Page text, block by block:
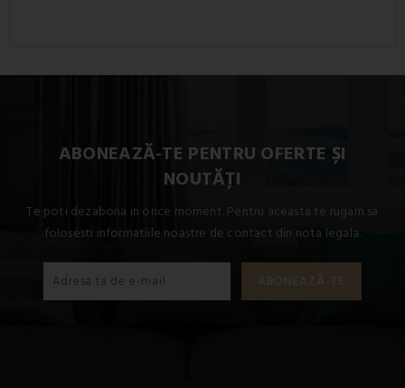
ABONEAZĂ-TE PENTRU OFERTE ȘI
NOUTĂȚI
Te poti dezabona in orice moment. Pentru aceasta te rugam sa
folosesti informatiile noastre de contact din nota legala.